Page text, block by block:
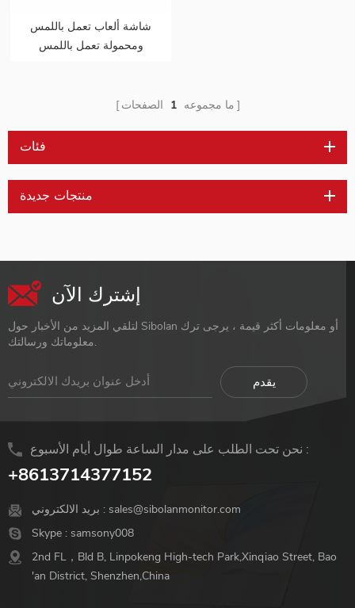
شاشة ألعاب تعمل باللمس
ومحمولة تعمل باللمس
OS / Surface Pro)
ما مجموعه 1 الصفحات
فئات
منتجات جديدة
إشترك الآن
لتلقي المزيد من الأخبار حول Sibolan أو معلومات أكثر قيمة ، يرجى ترك
معلوماتك ورسالتك.
نحن تحت الطلب على مدار الساعة طوال أيام الأسبوع :
+8613714377152
بريد الالكتروني : sales@sibolanmonitor.com
Skype : samsony008
2nd FL，Bld B, Linpokeng High-tech Park,Xinqiao Street, Bao
'an District, Shenzhen,China